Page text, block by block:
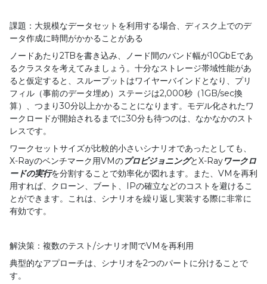
課題：大規模なデータセットを利用する場合、ディスク上でのデ
ータ作成に時間がかかることがある
ノードあたり2TBを書き込み、ノード間のバンド幅が10GbEであ
るクラスタを考えてみましょう。十分なストレージ帯域性能があ
ると仮定すると、スループットはワイヤーバインドとなり、プリ
フィル（事前のデータ埋め）ステージは2,000秒（1GB/sec換
算）、つまり30分以上かかることになります。モデル化されたワ
ークロードが開始されるまでに30分も待つのは、なかなかのスト
レスです。
ワークセットサイズが比較的小さいシナリオであったとしても、
X-Rayのベンチマーク用VMのプロビジョニングとX-Rayワークロ
ードの実行を分割することで効率化が図れます。また、 VMを再利
用すれば、クローン、ブート、
IPの確立などのコストを避けるこ
とができます。これは、シナリオを繰り返し実装する際に非常に
有効です。
解決策：複数のテスト/シナリオ間でVMを再利用
典型的なアプローチは、シナリオを2つのパートに分けることで
す。